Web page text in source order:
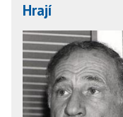
Hrají